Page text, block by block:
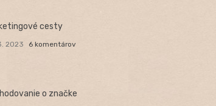
cesty
2023 6 komentárov
o značke